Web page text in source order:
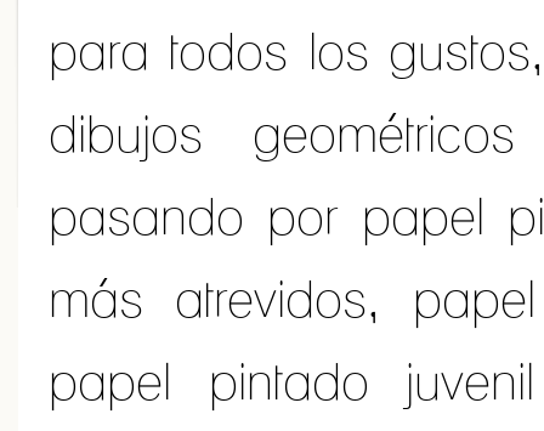
para todos los
dibujos
pasando por papel
más atrevidos,
papel pintado